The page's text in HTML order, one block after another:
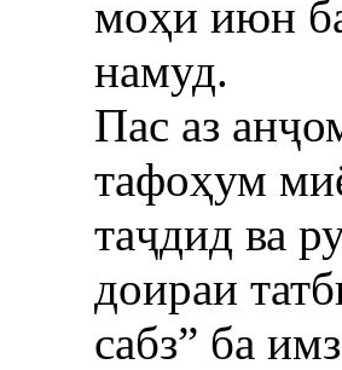
моҳи июн
намуд.
Пас аз
тафоҳум
таҷдид ва
доираи
сабз” ба